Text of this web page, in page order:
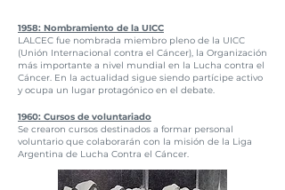
1958: Nombramiento de la UICC
LALCEC fue nombrada miembro pleno de la UICC
(Unión Internacional contra el Cáncer), la Organización
más importante a nivel mundial en la Lucha contra el
Cáncer. En la actualidad sigue siendo partícipe activo
y ocupa un lugar protagónico en el debate.
1960: Cursos de voluntariado
Se crearon cursos destinados a formar personal
voluntario que colaborarán con la misión de la Liga
Argentina de Lucha Contra el Cáncer.